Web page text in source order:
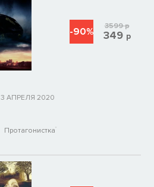
3 АПРЕЛЯ 2020
Протагонистка
-90% 3599р
349 р